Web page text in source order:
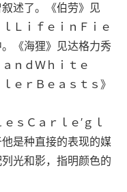
述了。《伯劳》见
ＬｉｆｅｉｎＦｉｅ
《海狸》见达格力秀
ｎｄＷｈｉｔｅ
ｅｒＢｅａｓｔｓ》
ｓＣａｒｌｅ′ｇｌ
是种直接的表现的媒
光和影，指明颜色的